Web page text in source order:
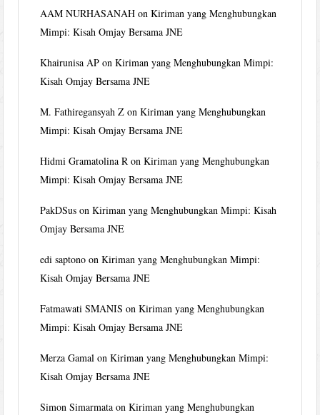
AAM NURHASANAH onKiriman yang Menghubungkan
Mimpi: Kisah Omjay Bersama JNE
Khairunisa AP onKiriman yang Menghubungkan Mimpi:
Kisah Omjay Bersama JNE
M. Fathiregansyah Z onKiriman yang Menghubungkan
Mimpi: Kisah Omjay Bersama JNE
Hidmi Gramatolina R onKiriman yang Menghubungkan
Mimpi: Kisah Omjay Bersama JNE
PakDSus onKiriman yang Menghubungkan Mimpi: Kisah
Omjay Bersama JNE
edi saptono onKiriman yang Menghubungkan Mimpi:
Kisah Omjay Bersama JNE
Fatmawati SMANIS onKiriman yang Menghubungkan
Mimpi: Kisah Omjay Bersama JNE
Merza Gamal onKiriman yang Menghubungkan Mimpi:
Kisah Omjay Bersama JNE
Simon Simarmata onKiriman yang Menghubungkan